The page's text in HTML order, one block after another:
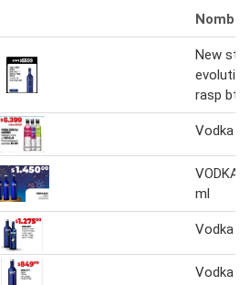
Nombre
New
rasp
Vodka
VODKA
ml
Vodka
Vodka